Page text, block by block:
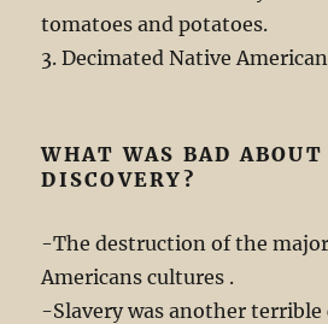
tomatoes and potatoes.
3. Decimated Native
WHAT WAS BAD
DISCOVERY?
-The destruction of the
Americans cultures .
-Slavery was another terrible